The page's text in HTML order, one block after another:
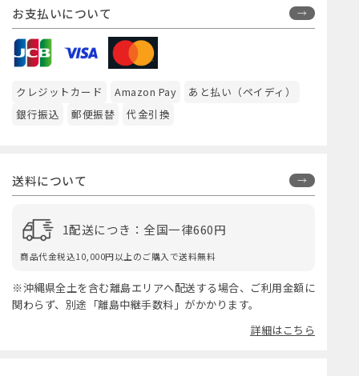
お支払いについて
クレジットカード Amazon Pay
あと払い（ペイディ）
銀行振込
郵便振替 代金引換
送料について
1配送につき：全国一律660円
商品代金税込10,000円以上のご購入で送料無料
※沖縄県全土を含む離島エリアへ配送する場合、ご利用金額に
関わらず、別途「離島中継手数料」がかかります。
詳細はこちら